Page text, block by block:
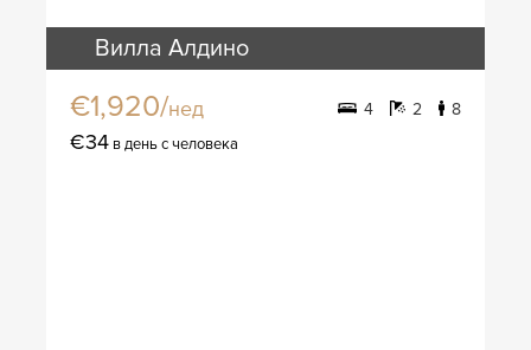
Вилла Алдино
€1,920/нед 4 2 8
€34 в день с человека